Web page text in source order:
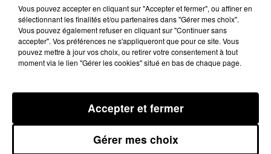
7 novembre 2023 - 2 min 24 sec
LES INFOS DU GRAND TOULOUSE DU
07/11/2023 À 14H00
Podcasts infos du grand Toulouse
Vous pouvez accepter en cliquant sur "Accepter et fermer", ou affiner en
sélectionnant les finalités et/ou partenaires dans "Gérer mes choix".
Vous pouvez également refuser en cliquant sur "Continuer sans
accepter". Vos préférences ne s'appliqueront que pour ce site. Vous
pouvez mettre à jour vos choix, ou retirer votre consentement à tout
moment via le lien "Gérer les cookies" situé en bas de chaque page.
Gérer mes choix
Accepter et fermer